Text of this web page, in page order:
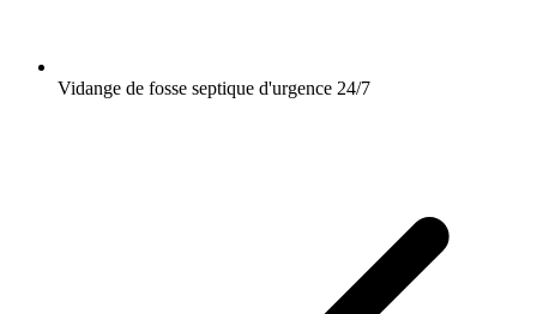
Vidange de fosse septique d'urgence 24/7